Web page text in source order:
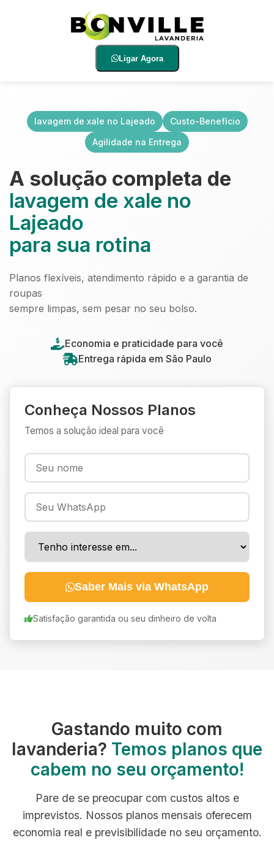
Ligar Agora
lavagem de xale no Lajeado
Custo-Benefício
Agilidade na Entrega
A solução completa de
lavagem de xale no
Lajeado
para sua rotina
Planos flexíveis, atendimento rápido e a garantia de
roupas
sempre limpas, sem pesar no seu bolso.
Economia e praticidade para você
Entrega rápida em São Paulo
Conheça Nossos Planos
Temos a solução ideal para você
Saber Mais via WhatsApp
Satisfação garantida ou seu dinheiro de volta
Gastando muito com
lavanderia? Temos planos que
cabem no seu orçamento!
Pare de se preocupar com custos altos e
imprevistos. Nossos planos mensais oferecem
economia real e previsibilidade no seu orçamento.